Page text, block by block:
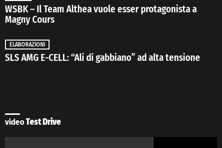
WSBK – Il Team Althea vuole esser protagonista a
Magny Cours
ELABORAZIONI
SLS AMG E-CELL: “Ali di gabbiano” ad alta tensione
videoTest Drive